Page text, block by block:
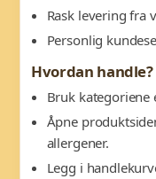
Rask levering fra
Personlig
Hvordan handle?
Bruk kategoriene
Åpne
allergener.
Legg i